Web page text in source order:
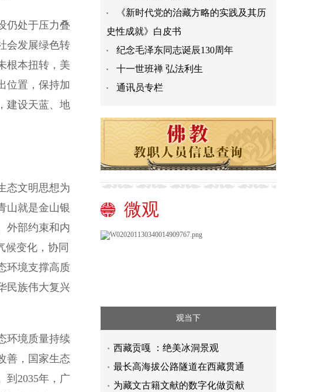
仍处于压力叠
会发展绿色转
根本扭转，美
位置，保持加
建设天蓝、地
态文明思想为
山就是金山银
外部约束和内
候变化，协同
环境支撑高质
民族伟大复兴
环境质量持续
善，国家生态
到2035年，广
《新时代党的治藏方略的实践及其历
史性成就》白皮书
纪念毛泽东同志诞辰130周年
十一世班禅 弘法利生
通讯员专栏
微观
观当下
西藏贡嘎 ：绝美冰洞景观
最长高海拔公路隧道在西藏贯通
为藏文古籍文献的数字化做贡献